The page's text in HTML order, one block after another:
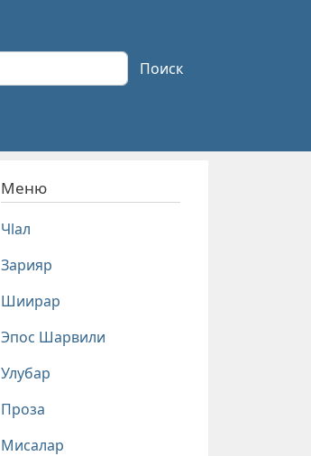
Поиск
Меню
Чlал
Зарияр
Шиирар
Эпос Шарвили
Улубар
Проза
Мисалар